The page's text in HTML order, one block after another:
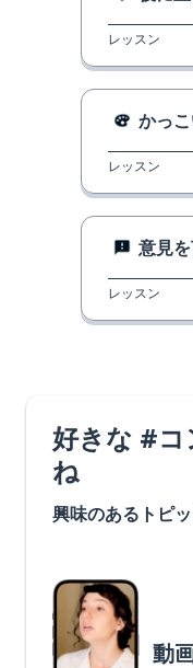
レッスン
かっ
レッスン
意見
レッスン
好きな #コ
ね
興味のあるトピ
動